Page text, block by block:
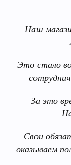
Наш
Это стало
За это
Свои
оказываем